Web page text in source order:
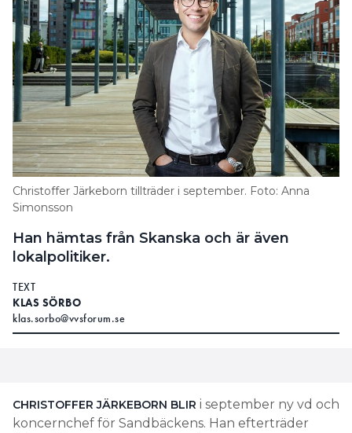
Christoffer Järkeborn tillträder i september. Foto: Anna
Simonsson
Han hämtas från Skanska och är även
lokalpolitiker.
TEXT
KLAS SÖRBO
klas.sorbo@vvsforum.se
CHRISTOFFER JÄRKEBORN BLIR i september ny vd och
koncernchef för Sandbäckens. Han efterträder